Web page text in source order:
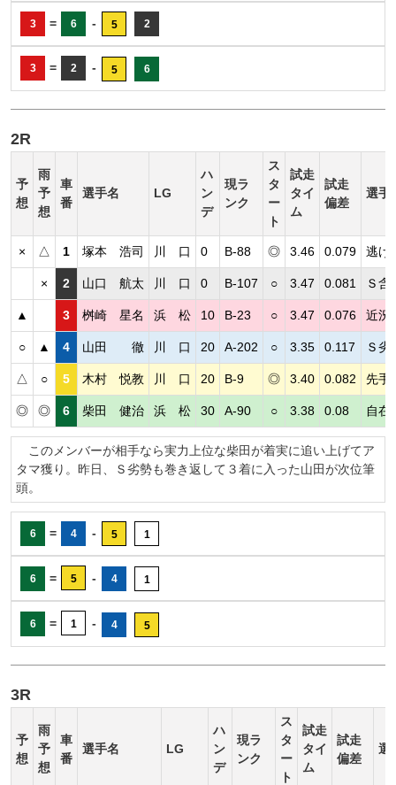
3 = 6 - 5 2
3 = 2 - 5 6
2R
予
想
雨
予
想
車
番
選手名 LG
ハ
ン
デ
現ラ
ンク
ス
タ
ー
ト
試走
タイ
ム
試走
偏差
選手
× △ 1 塚本 浩司 川 口 0 B-88 ◎ 3.46 0.079 逃げ
× 2 山口 航太 川 口 0 B-107 ○ 3.47 0.081 Ｓ含
▲ 3 桝崎 星名 浜 松 10 B-23 ○ 3.47 0.076 近況
○ ▲ 4 山田 徹 川 口 20 A-202 ○ 3.35 0.117 Ｓ劣
△ ○ 5 木村 悦教 川 口 20 B-9 ◎ 3.40 0.082 先手
◎ ◎ 6 柴田 健治 浜 松 30 A-90 ○ 3.38 0.08 自在
このメンバーが相手なら実力上位な柴田が着実に追い上げてア
タマ獲り。昨日、Ｓ劣勢も巻き返して３着に入った山田が次位筆
頭。
6 = 4 - 5 1
6 = 5 - 4 1
6 = 1 - 4 5
3R
予
想
雨
予
想
車
番
選手名 LG
ハ
ン
デ
現ラ
ンク
ス
タ
ー
ト
試走
タイ
ム
試走
偏差
選